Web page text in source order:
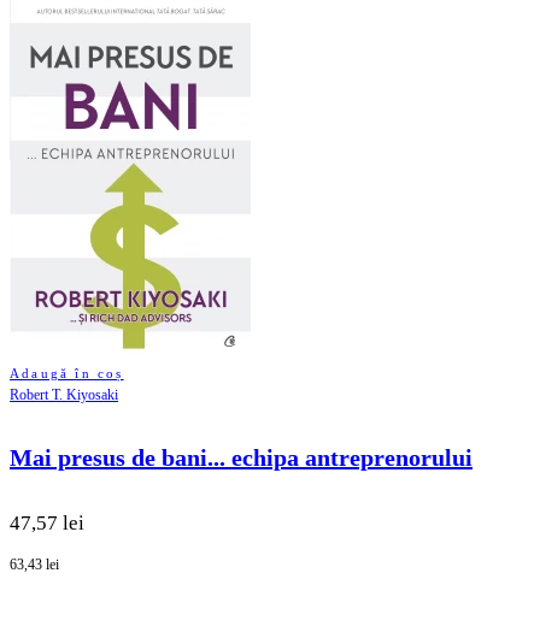
Adaugă în coș
Robert T. Kiyosaki
Mai presus de bani... echipa antreprenorului
47,57 lei
63,43 lei